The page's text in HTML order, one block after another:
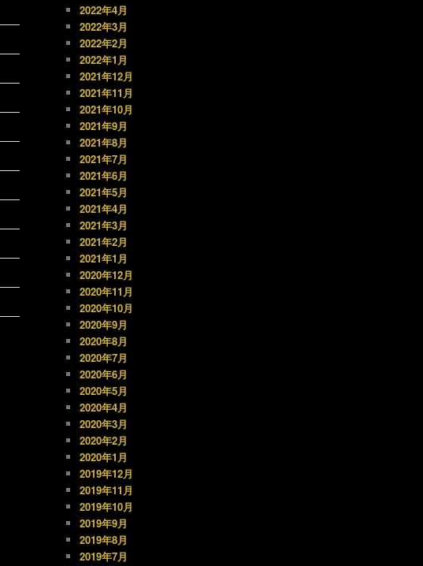
2022年4月
2022年3月
2022年2月
2022年1月
2021年12月
2021年11月
2021年10月
2021年9月
2021年8月
2021年7月
2021年6月
2021年5月
2021年4月
2021年3月
2021年2月
2021年1月
2020年12月
2020年11月
2020年10月
2020年9月
2020年8月
2020年7月
2020年6月
2020年5月
2020年4月
2020年3月
2020年2月
2020年1月
2019年12月
2019年11月
2019年10月
2019年9月
2019年8月
2019年7月